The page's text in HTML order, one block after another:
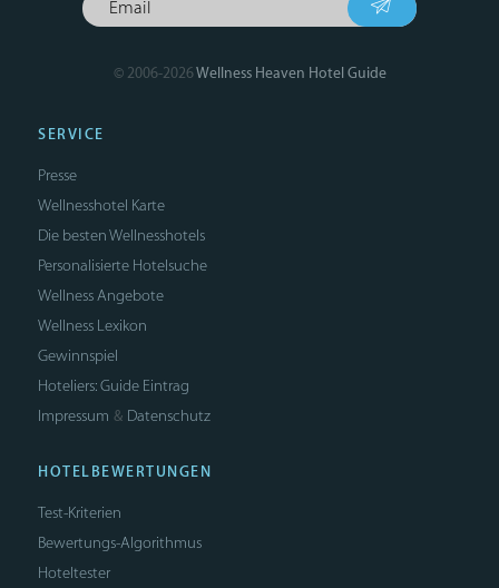
© 2006-2026Wellness Heaven Hotel Guide
SERVICE
Presse
Wellnesshotel Karte
Die besten Wellnesshotels
Personalisierte Hotelsuche
Wellness Angebote
Wellness Lexikon
Gewinnspiel
Hoteliers: Guide Eintrag
Impressum & Datenschutz
HOTELBEWERTUNGEN
Test-Kriterien
Bewertungs-Algorithmus
Hoteltester